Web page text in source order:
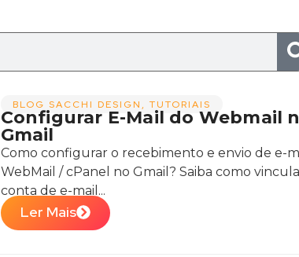
BLOG SACCHI DESIGN , TUTORIAIS
Configurar E-Mail do Webmail
Gmail
Como configurar o recebimento e envio de e-
WebMail / cPanel no Gmail? Saiba como
conta de e-mail...
Ler Mais